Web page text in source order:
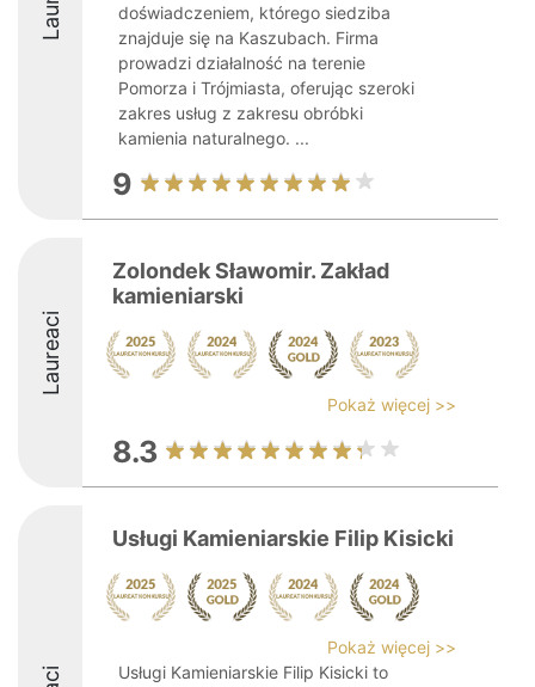
doświadczeniem, którego siedziba
znajduje się na Kaszubach. Firma
prowadzi działalność na terenie
Pomorza i Trójmiasta, oferując szeroki
zakres usług z zakresu obróbki
kamienia naturalnego. ...
9
Laureaci
Zolondek Sławomir. Zakład
kamieniarski
Pokaż więcej >>
8.3
Usługi Kamieniarskie Filip Kisicki
Pokaż więcej >>
Usługi Kamieniarskie Filip Kisicki to